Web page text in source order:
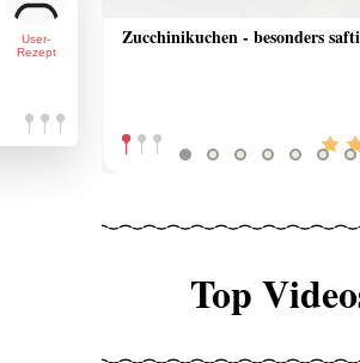
User-
Rezept
Zucchinikuchen - besonders
Rote
Top